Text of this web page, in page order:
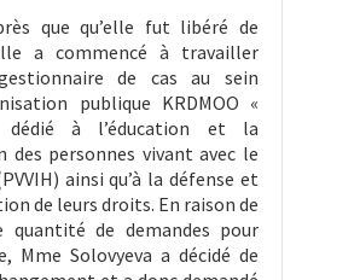
que qu’elle fut libéré de
a commencé à travailler
de cas au sein
publique KRDMOO «
dédié à l’éducation et la
des personnes vivant avec le
ainsi qu’à la défense et
de leurs droits. En raison de
quantité de demandes pour
Mme Solovyeva a décidé de